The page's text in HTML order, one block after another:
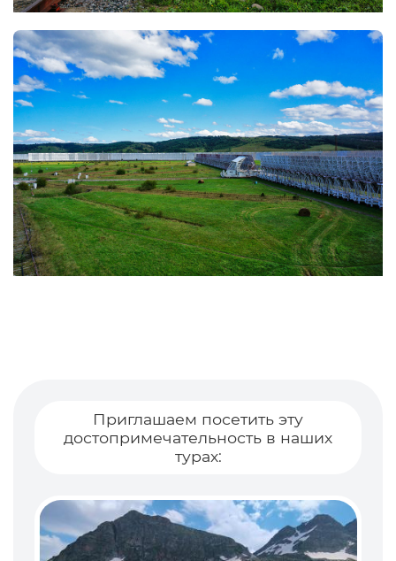
Приглашаем посетить эту
достопримечательность в наших
турах: